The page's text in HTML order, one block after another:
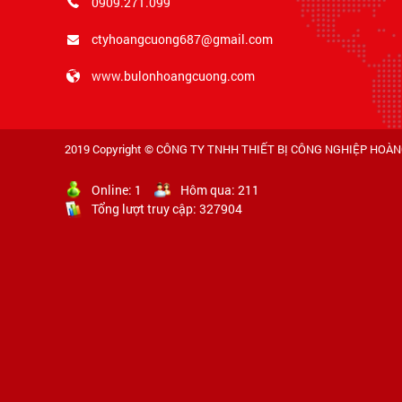
CƯỜNG
CƯỜNG
ctyhoangcuong687@gmail.com
www.bulonhoangcuong.com
2019 Copyright ©CÔNG TY TNHH THIẾT BỊ CÔNG NGHIỆP
Online: 1 Hôm qua: 211
Tổng lượt truy cập: 327904